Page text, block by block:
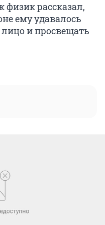
рассказал,
ему удавалось
лицо и просвещать